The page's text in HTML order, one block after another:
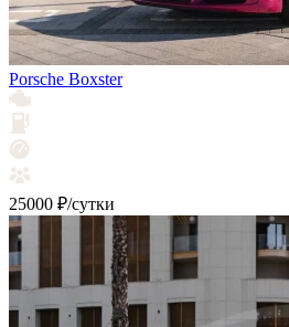
Porsche Boxster
25000 ₽/сутки